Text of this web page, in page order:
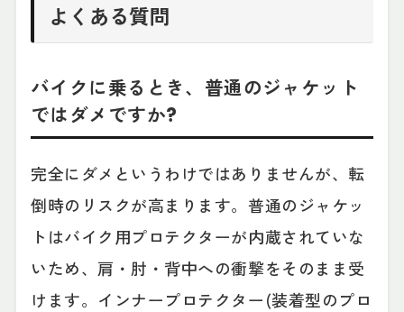
よくある質問
バイクに乗るとき、普通のジャケット
ではダメですか?
完全にダメというわけではありませんが、転
倒時のリスクが高まります。普通のジャケッ
トはバイク用プロテクターが内蔵されていな
いため、肩・肘・背中への衝撃をそのまま受
けます。インナープロテクター(装着型のプロ